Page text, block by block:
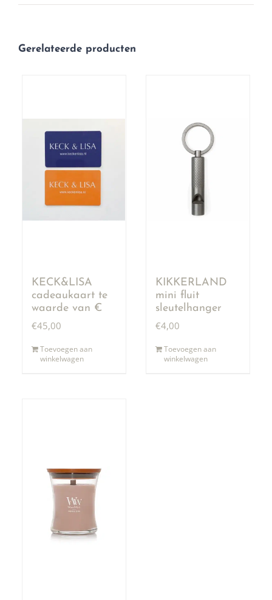
Gerelateerde producten
KECK&LISA
cadeaukaart te
waarde van €
50,00
€45,00
Toevoegen aan
winkelwagen
KIKKERLAND
mini fluit
sleutelhanger
€4,00
Toevoegen aan
winkelwagen